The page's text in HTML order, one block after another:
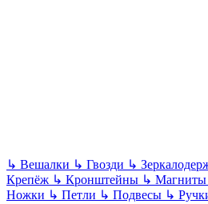
↳ Вешалки ↳ Гвозди ↳
Крепёж ↳ Кронштейны ↳ Магниты
Ножки ↳ Петли ↳ Подвесы ↳